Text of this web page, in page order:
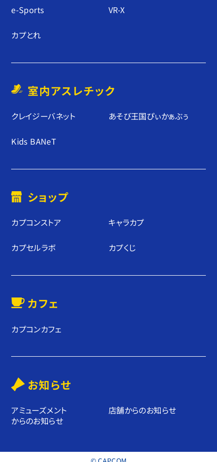
e-Sports VR-X
カプとれ
室内アスレチック
クレイジーバネット あそび王国ぴぃかぁぶぅ
Kids BANeT
ショップ
カプコンストア キャラカプ
カプセルラボ カプくじ
カフェ
カプコンカフェ
お知らせ
アミューズメント
からのお知らせ
店舗からのお知らせ